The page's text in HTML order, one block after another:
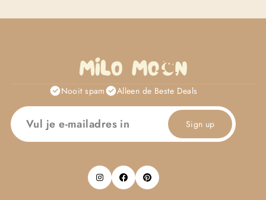
Nooit spam Alleen de Beste Deals
Sign up